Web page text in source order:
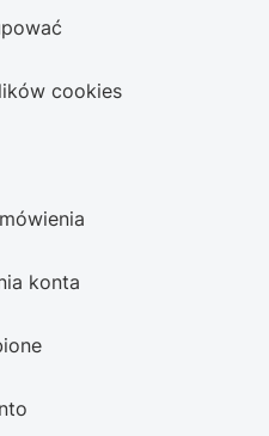
cookies
konta